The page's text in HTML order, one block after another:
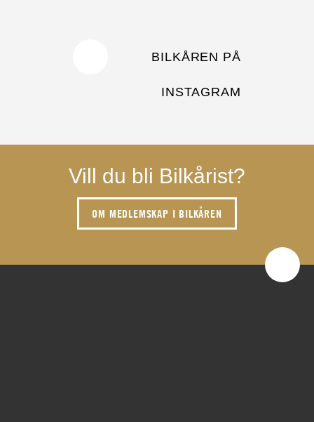
BILKÅREN PÅ
INSTAGRAM
Vill du bli Bilkårist?
OM MEDLEMSKAP I BILKÅREN